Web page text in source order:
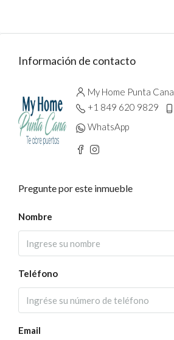
Información de contacto
My Home Punta Cana
+1 849 620 9829
WhatsApp
Pregunte por este inmueble
Nombre
Teléfono
Email